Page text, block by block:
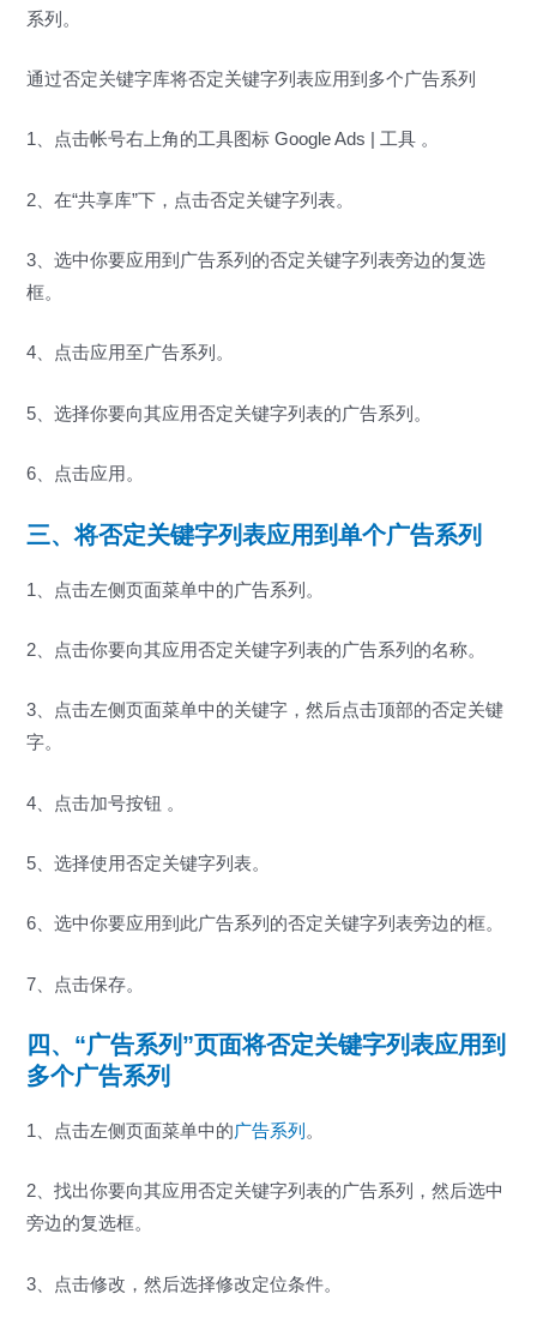
系列。
通过否定关键字库将否定关键字列表应用到多个广告系列
1、点击帐号右上角的工具图标 Google Ads | 工具 。
2、在“共享库”下，点击否定关键字列表。
3、选中你要应用到广告系列的否定关键字列表旁边的复选
框。
4、点击应用至广告系列。
5、选择你要向其应用否定关键字列表的广告系列。
6、点击应用。
三、将否定关键字列表应用到单个广告系列
1、点击左侧页面菜单中的广告系列。
2、点击你要向其应用否定关键字列表的广告系列的名称。
3、点击左侧页面菜单中的关键字，然后点击顶部的否定关键
字。
4、点击加号按钮 。
5、选择使用否定关键字列表。
6、选中你要应用到此广告系列的否定关键字列表旁边的框。
7、点击保存。
四、“广告系列”页面将否定关键字列表应用到
多个广告系列
1、点击左侧页面菜单中的广告系列 。
2、找出你要向其应用否定关键字列表的广告系列，然后选中
旁边的复选框。
3、点击修改，然后选择修改定位条件。